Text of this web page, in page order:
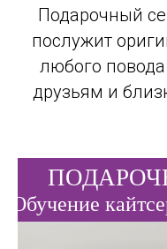
Подарочный
послужит
любого
друзьям и